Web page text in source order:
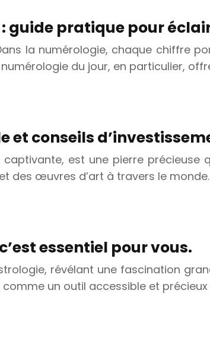
guide pratique pour
la numérologie, chaque chiffre
du jour, en particulier,
et conseils
est une pierre précieuse
des œuvres d’art à travers le
essentiel pour vous.
révélant une fascination
un outil accessible et